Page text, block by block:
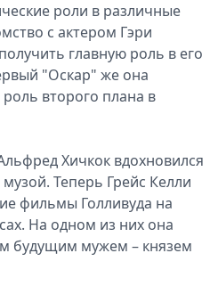
роли в различные
с актером Гэри
главную роль в его
"Оскар" же она
роль второго плана в
Хичкок вдохновился
Теперь Грейс Келли
фильмы Голливуда на
На одном из них она
будущим мужем – князем